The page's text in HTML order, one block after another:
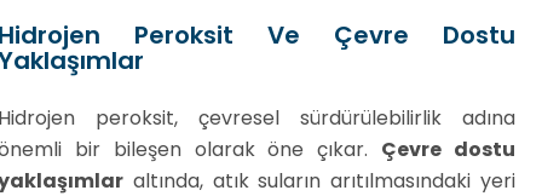
Peroksit Ve Çevre Dostu
peroksit, çevresel sürdürülebilirlik adına
bir bileşen olarak öne çıkar. Çevre dostu
altında, atık suların arıtılmasındaki yeri